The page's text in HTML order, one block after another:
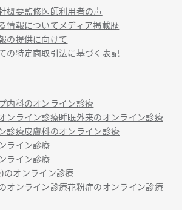
概要監修医師利用者の声
情報についてメディア掲載歴
の提供に向けて
の特定商取引法に基づく表記
内科のオンライン診療
ンライン診療睡眠外来のオンライン診療
診療皮膚科のオンライン診療
ライン診療
ライン診療
のオンライン診療
オンライン診療花粉症のオンライン診療